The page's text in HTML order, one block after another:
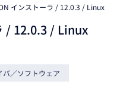
インストーラ / 12.0.3 / Linux
/ 12.0.3 / Linux
バ／ソフトウェア